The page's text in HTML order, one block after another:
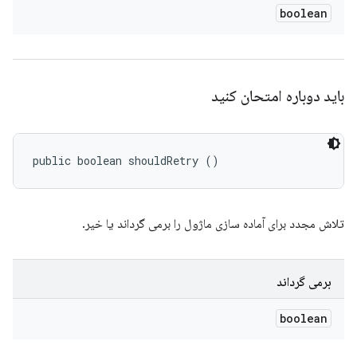
boolean
باید دوباره امتحان کنید
public boolean shouldRetry ()
تلاش مجدد برای آماده سازی ماژول را برمی گرداند یا خیر.
برمی گرداند
boolean